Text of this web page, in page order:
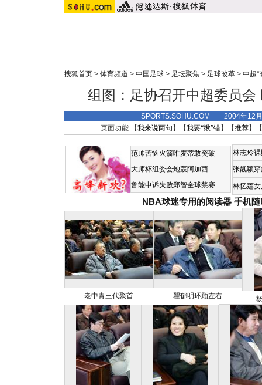
搜狐首页 > 体育频道 > 中国足球 > 足坛聚焦 > 足球改革 > 中超“
组图：足协召开中超委员会
SPORTS.SOHU.COM 2004年12
页面功能 【我来说两句 】【我要“揪”错】【推荐】
范帅苦恼火箭唯麦蒂敢突破
大师杯组委会炮轰阿加西
鲁能申诉失败郑智全球禁赛
林志玲
张靓颖
林忆莲
NBA球迷专用的阅读器 手机
老中青三代聚首 翟郁明环顾左右